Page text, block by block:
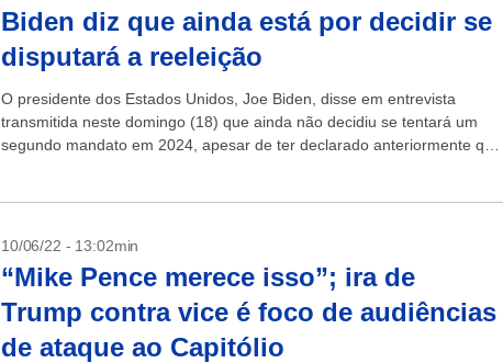
Biden diz que ainda está por decidir se
disputará a reeleição
O presidente dos Estados Unidos, Joe Biden, disse em entrevista
transmitida neste domingo (18) que ainda não decidiu se tentará um
segundo mandato em 2024, apesar de ter declarado anteriormente que
10/06/22 - 13:02min
“Mike Pence merece isso”; ira de
Trump contra vice é foco de audiências
de ataque ao Capitólio